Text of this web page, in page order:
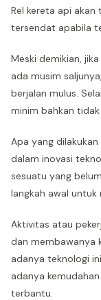
Rel kereta api
tersendat apabila
Meski demikian,
ada musim
berjalan mulus.
minim bahkan
Apa yang
dalam inovasi
sesuatu yang
langkah awal untuk
Aktivitas atau
dan membawanya
adanya teknologi
adanya
terbantu.